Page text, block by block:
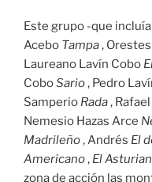
Este grupo -que
Acebo Tampa,
Laureano Lavín Cobo
CoboSario, Pedro
Samperio Rada,
Nemesio Hazas Arce
Madrileño, Andrés El
Americano, El
zona de acción las